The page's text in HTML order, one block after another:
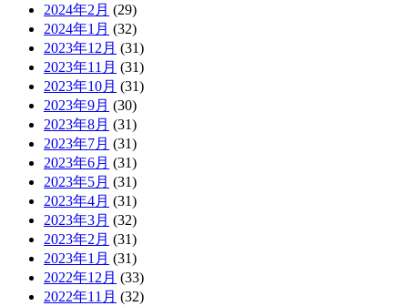
2024年2月 (29)
2024年1月 (32)
2023年12月 (31)
2023年11月 (31)
2023年10月 (31)
2023年9月 (30)
2023年8月 (31)
2023年7月 (31)
2023年6月 (31)
2023年5月 (31)
2023年4月 (31)
2023年3月 (32)
2023年2月 (31)
2023年1月 (31)
2022年12月 (33)
2022年11月 (32)